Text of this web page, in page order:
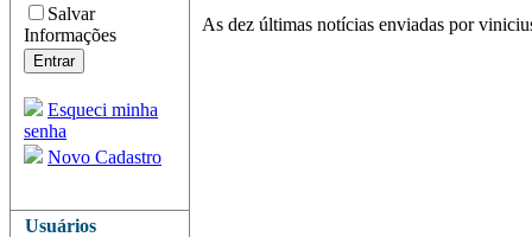
Salvar
Informações
Esqueci minha
senha
Novo Cadastro
Usuários
As dez últimas notícias enviadas por